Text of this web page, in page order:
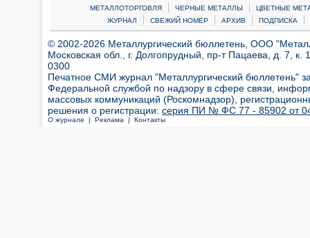
МЕТАЛЛОТОРГОВЛЯ | ЧЕРНЫЕ МЕТАЛЛЫ |
ЦВЕТНЫЕ
ЖУРНАЛ
| СВЕЖИЙ НОМЕР | АРХИВ | ПОДПИСКА |
© 2002-2026 Металлургический бюллетень, ООО
Московская обл., г. Долгопрудный, пр-т Пацаева, д. 7,
0300
Печатное СМИ журнал "Металлургический бюллетень"
Федеральной службой по надзору в сфере связи,
массовых коммуникаций (Роскомнадзор),
решения о регистрации: серия ПИ № ФС 77 - 85902 от 04
О журнале | Реклама | Контакты